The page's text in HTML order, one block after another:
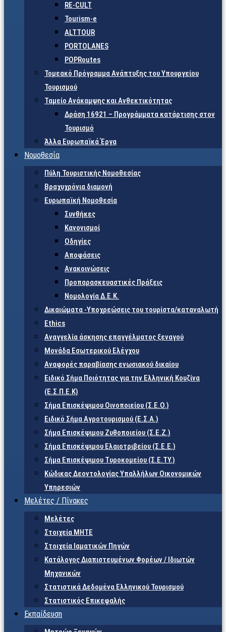
RE-CULT
Tourism-e
ALTTOUR
PORTOLANES
POPRoutes
Τομεακό Πρόγραμμα Ανάπτυξης του Υπουργείου
Τουρισμού
Ταμείο Ανάκαμψης και Ανθεκτικότητας
Δράση 16921 – Προγράμματα κατάρτισης στον
Τουρισμό
Άλλα Ευρωπαϊκά Έργα
Νομοθεσία
Πύλη Τουριστικής Νομοθεσίας
Βραχυχρόνια διαμονή
Ευρωπαϊκή Νομοθεσία
Συνθήκες
Κανονισμοί
Οδηγίες
Αποφάσεις
Ανακοινώσεις
Προπαρασκευαστικές Πράξεις
Νομολογία Δ.Ε.Κ.
Δικαιώματα -Υποχρεώσεις του τουρίστα/καταναλωτή
Ethics
Αναγγελία άσκησης επαγγέλματος ξεναγού
Μονάδα Εσωτερικού Ελέγχου
Αναφορές παραβίασης ενωσιακού δικαίου
Ειδικό Σήμα Ποιότητας για την Ελληνική Κουζίνα
(Ε.Σ.Π.Ε.Κ)
Σήμα Επισκέψιμου Οινοποιείου (Σ.Ε.Ο.)
Ειδικό Σήμα Αγροτουρισμού (Ε.Σ.Α.)
Σήμα Επισκέψιμου Ζυθοποιείου (Σ.Ε.Ζ.)
Σήμα Επισκέψιμου Ελαιοτριβείου (Σ.Ε.Ε.)
Σήμα Επισκέψιμου Τυροκομείου (Σ.Ε.TY.)
Κώδικας Δεοντολογίας Υπαλλήλων Οικονομικών
Υπηρεσιών
Μελέτες / Πίνακες
Μελέτες
Στοιχεία ΜΗΤΕ
Στοιχεία Ιαματικών Πηγών
Κατάλογος Διαπιστευμένων Φορέων / Ιδιωτών
Μηχανικών
Στατιστικά Δεδομένα Ελληνικού Τουρισμού
Στατιστικός Επικεφαλής
Εκπαίδευση